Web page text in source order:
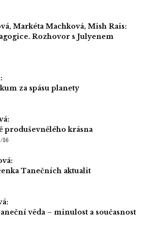
Markéta Machková, Mish Rais:
Rozhovor s Julyenem
za spásu planety
produševnělého krásna
16
Tanečních aktualit
věda – minulost a současnost